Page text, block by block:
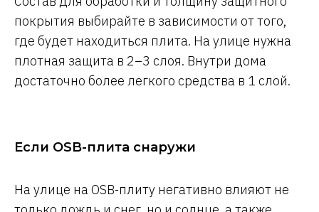
покрытия выбирайте в зависимости от того,
где будет находиться плита. На улице нужна
плотная защита в 2–3 слоя. Внутри дома
достаточно более легкого средства в 1 слой.
Если OSB-плита снаружи
На улице на OSB-плиту негативно влияют не